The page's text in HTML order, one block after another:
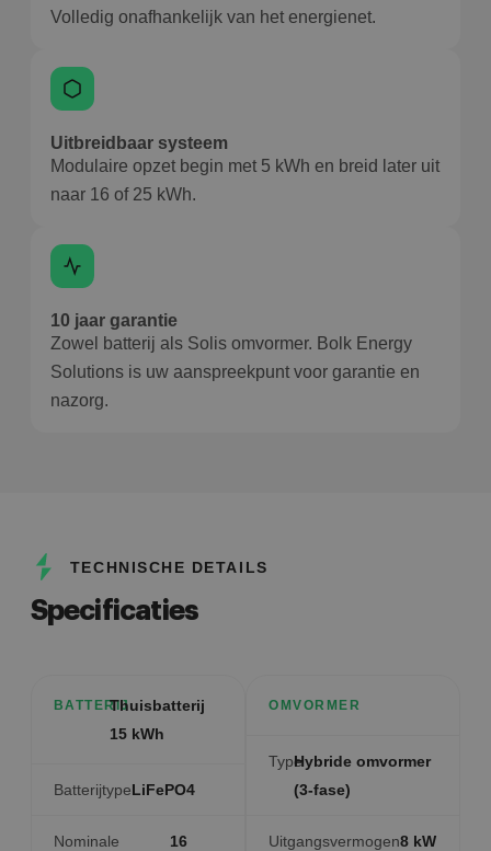
Volledig onafhankelijk van het energienet.
Uitbreidbaar systeem
Modulaire opzet begin met 5 kWh en breid later uit
naar 16 of 25 kWh.
10 jaar garantie
Zowel batterij als Solis omvormer. Bolk Energy
Solutions is uw aanspreekpunt voor garantie en
nazorg.
TECHNISCHE DETAILS
Specificaties
BATTERIJThuisbatterij
15 kWh
BatterijtypeLiFePO4
Nominale
16
OMVORMER
TypeHybride omvormer
(3-fase)
Uitgangsvermogen8 kW